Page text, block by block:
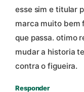
esse sim e titular
marca muito bem
que passa. otimo
mudar a historia
contra o figueira.
Responder